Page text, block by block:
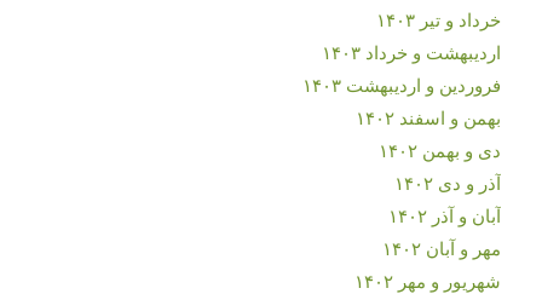
خرداد و تیر ۱۴۰۳
اردیبهشت و خرداد ۱۴۰۳
فروردین و اردیبهشت ۱۴۰۳
بهمن و اسفند ۱۴۰۲
دی و بهمن ۱۴۰۲
آذر و دی ۱۴۰۲
آبان و آذر ۱۴۰۲
مهر و آبان ۱۴۰۲
شهریور و مهر ۱۴۰۲